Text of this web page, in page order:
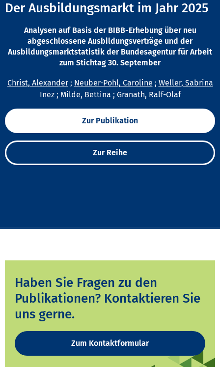
Der Ausbildungsmarkt im Jahr 2025
Analysen auf Basis der BIBB-Erhebung über neu
abgeschlossene Ausbildungsverträge und der
Ausbildungsmarktstatistik der Bundesagentur für Arbeit
zum Stichtag 30. September
Christ, Alexander; Neuber-Pohl, Caroline ; Weller, Sabrina
Inez; Milde, Bettina ; Granath, Ralf-Olaf
Zur Publikation
Zur Reihe
Haben Sie Fragen zu den
Publikationen? Kontaktieren Sie
uns gerne.
Zum Kontaktformular